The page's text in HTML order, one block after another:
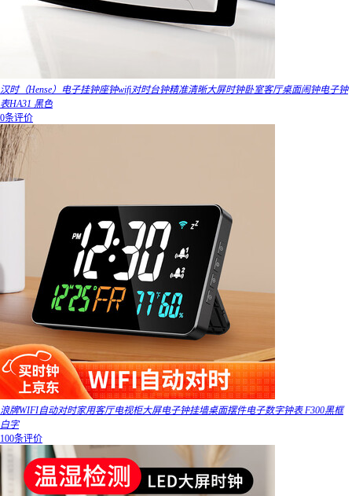
汉时（Hense）电子挂钟座钟wifi对时台钟精准清晰大屏时钟卧室客厅桌面闹钟电子钟
表HA31 黑色
0条评价
浪牌WIFI自动对时家用客厅电视柜大屏电子钟挂墙桌面摆件电子数字钟表 F300黑框
白字
100条评价